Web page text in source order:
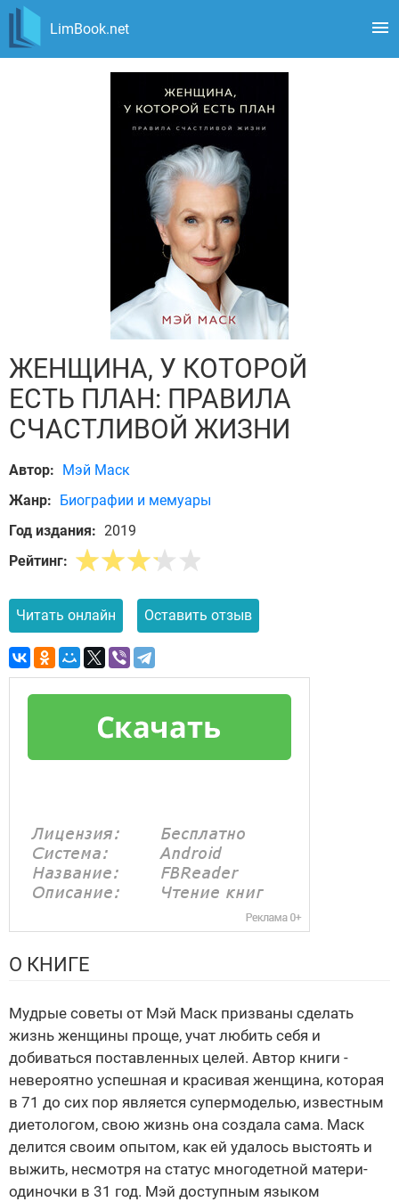
LimBook.net
ЖЕНЩИНА, У КОТОРОЙ
ЕСТЬ ПЛАН: ПРАВИЛА
СЧАСТЛИВОЙ ЖИЗНИ
Автор: Мэй Маск
Жанр: Биографии и мемуары
Год издания: 2019
Рейтинг:
Читать онлайн Оставить отзыв
О КНИГЕ
Мудрые советы от Мэй Маск призваны сделать
жизнь женщины проще, учат любить себя и
добиваться поставленных целей. Автор книги -
невероятно успешная и красивая женщина, которая
в 71 до сих пор является супермоделью, известным
диетологом, свою жизнь она создала сама. Маск
делится своим опытом, как ей удалось выстоять и
выжить, несмотря на статус многодетной матери-
одиночки в 31 год. Мэй доступным языком